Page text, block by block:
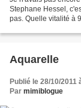
Stephane Hessel,
pas. Quelle vitalité à
Aquarelle
Publié le 28/10/2011
Par mimiblogue